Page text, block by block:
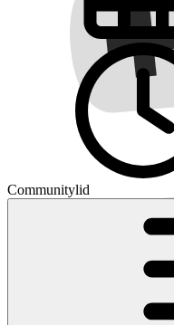
Communitylid